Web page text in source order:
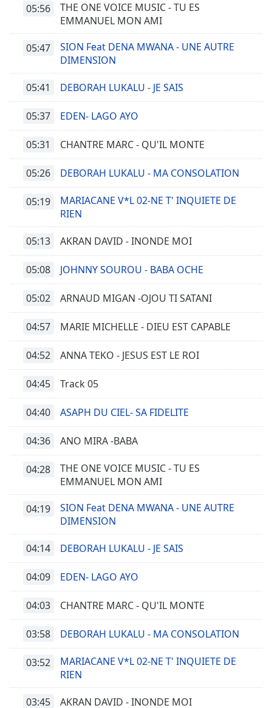
05:56
THE ONE VOICE MUSIC - TU ES
EMMANUEL MON AMI
05:47
SION Feat DENA MWANA - UNE AUTRE
DIMENSION
05:41 DEBORAH LUKALU - JE SAIS
05:37 EDEN- LAGO AYO
05:31 CHANTRE MARC - QU'IL MONTE
05:26 DEBORAH LUKALU - MA CONSOLATION
05:19
MARIACANE V*L 02-NE T' INQUIETE DE
RIEN
05:13 AKRAN DAVID - INONDE MOI
05:08 JOHNNY SOUROU - BABA OCHE
05:02 ARNAUD MIGAN -OJOU TI SATANI
04:57 MARIE MICHELLE - DIEU EST CAPABLE
04:52 ANNA TEKO - JESUS EST LE ROI
04:45 Track 05
04:40 ASAPH DU CIEL- SA FIDELITE
04:36 ANO MIRA -BABA
04:28
THE ONE VOICE MUSIC - TU ES
EMMANUEL MON AMI
04:19
SION Feat DENA MWANA - UNE AUTRE
DIMENSION
04:14 DEBORAH LUKALU - JE SAIS
04:09 EDEN- LAGO AYO
04:03 CHANTRE MARC - QU'IL MONTE
03:58 DEBORAH LUKALU - MA CONSOLATION
03:52
MARIACANE V*L 02-NE T' INQUIETE DE
RIEN
03:45 AKRAN DAVID - INONDE MOI